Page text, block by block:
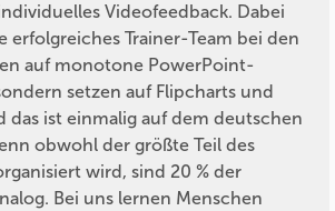
Videofeedback. Dabei
erfolgreiches Trainer-Team bei den
auf monotone PowerPoint-
setzen auf Flipcharts und
das ist einmalig auf dem deutschen
obwohl der größte Teil des
wird, sind 20 % der
Bei uns lernen Menschen